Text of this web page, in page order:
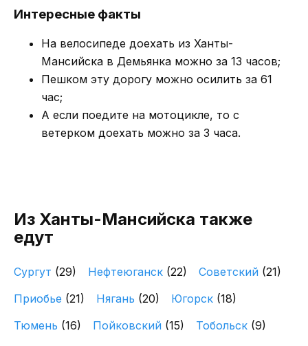
Интересные факты
На велосипеде доехать из Ханты-
Мансийска в Демьянка можно за 13 часов;
Пешком эту дорогу можно осилить за 61
час;
А если поедите на мотоцикле, то с
ветерком доехать можно за 3 часа.
Из Ханты-Мансийска также
едут
Сургут (29) Нефтеюганск (22) Советский (21)
Приобье (21) Нягань (20) Югорск (18)
Тюмень (16) Пойковский (15) Тобольск (9)